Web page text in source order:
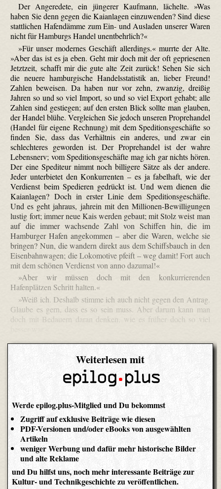
Der Angeredete, ein jüngerer Kaufmann, lächelte. »Was
haben Sie denn gegen die Kaianlagen einzuwenden? Sind diese
stattlichen Hafendämme zum Ein- und Ausladen unserer Waren
nicht für Hamburgs Handel unentbehrlich?«
»Für unser modernes Geschäft allerdings.« murrte der Alte.
»Aber das ist es ja eben. Geht mir doch mit der oft gepriesenen
Jetztzeit, schafft mir die gute alte Zeit zurück! Sehen Sie sich
die neuere hamburgische Handelsstatistik an, lieber Freund!
Zahlen beweisen. Da haben nur vor zehn, zwanzig, dreißig
Jahren so und so viel Import, so und so viel Export gehabt; alle
Zahlen sind gestiegen; auf den ersten Blick sollte man glauben,
der Handel blühe. Vergleichen Sie jedoch unseren Propre­handel
(Handel für eigene Rechnung) mit dem Speditionsgeschäfte so
finden Sie, dass das Verhältnis ein anderes, und zwar ein
schlechteres geworden ist. Der Propre­handel ist der wahre
Lebensnerv; vom Speditionsgeschäfte mag ich gar nichts hören.
Der eine Spediteur nimmt noch billigere Sätze als der andere.
Jeder unterbietet den Konkurrenten – es ja fabelhaft, wie der
Verdienst beim Spedieren gedrückt ist. Und wem dienen die
Kaianlagen? Doch in erster Linie dem Speditionsgeschäfte.
Und es geht jahraus, jahrein mit den Millionen-Bewilligungen
lustig fort; immer neue Kais werden gebaut; mit Stolz weist man
auf die immer wachsende Zahl von Schiffen hin, die im
Hamburger Hafen angekommen – aber die Waren, welche sie
bringen? Nun, die wandern direkt aus dem Schiffsbauch in den
Eisenbahnwagen; die Lokomotive pfeift – weg damit! Fort auch
mit dem schönen Verdienst von anno dazumal!«
»Aber wir müssen doch mit den konkurrierenden
Hafenplätzen Schritt halten.«
»Weiß ich. Deshalb stimme ich auch nicht gegen den Antrag.
Glaube es gern, dass es so sein muss. Aber darum kann man
doch mit Bedauern daran denken, wie es früher doch so viel
Weiterlesen mit
Werde epilog.plus-Mitglied und Du bekommst
Zugriff auf exklusive Beiträge wie diesen
PDF-Versionen und/oder eBooks von ausgewählten
Artikeln
weniger Werbung und dafür mehr historische Bilder
und alte Reklame
und Du hilfst uns, noch mehr interessante Beiträge zur
Kultur- und Technikgeschichte zu veröffentlichen.